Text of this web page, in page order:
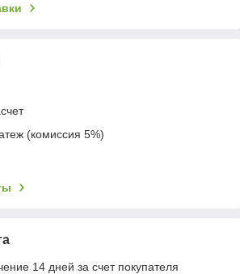
(комиссия 5%)
14 дней за счет покупателя